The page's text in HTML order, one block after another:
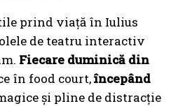
prind viață în Iulius
de teatru interactiv
Fiecare duminică din
în food court,începând
și pline de distracție